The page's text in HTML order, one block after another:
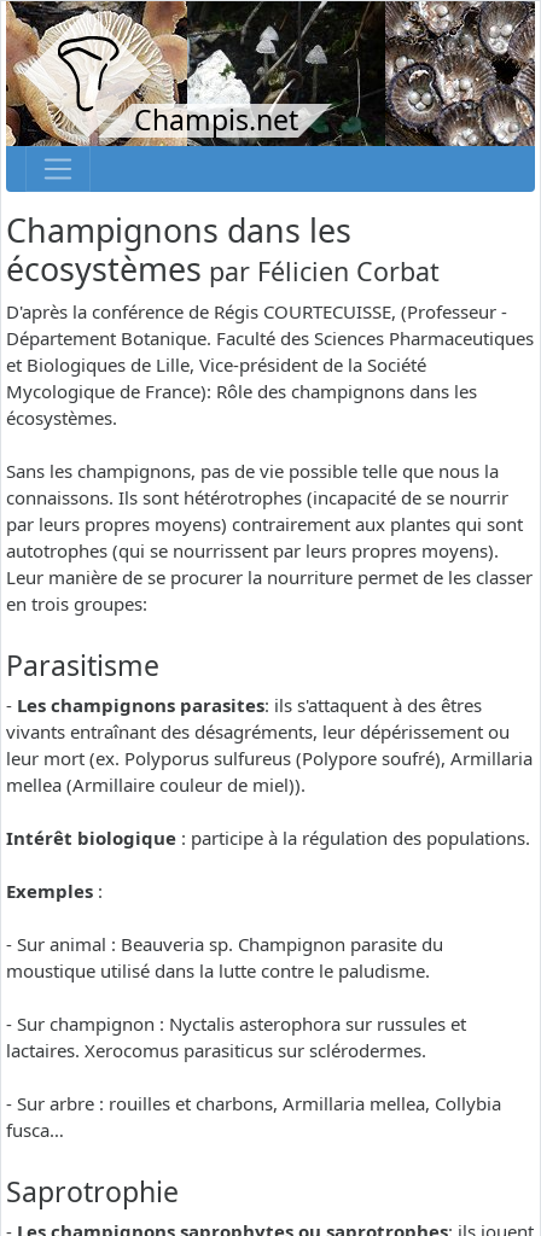
Champis.net
Champignons dans les
écosystèmes par Félicien Corbat
D'après la conférence de Régis COURTECUISSE, (Professeur -
Département Botanique. Faculté des Sciences Pharmaceutiques
et Biologiques de Lille, Vice-président de la Société
Mycologique de France): Rôle des champignons dans les
écosystèmes.
Sans les champignons, pas de vie possible telle que nous la
connaissons. Ils sont hétérotrophes (incapacité de se nourrir
par leurs propres moyens) contrairement aux plantes qui sont
autotrophes (qui se nourrissent par leurs propres moyens).
Leur manière de se procurer la nourriture permet de les classer
en trois groupes:
Parasitisme
- Les champignons parasites: ils s'attaquent à des êtres
vivants entraînant des désagréments, leur dépérissement ou
leur mort (ex. Polyporus sulfureus (Polypore soufré), Armillaria
mellea (Armillaire couleur de miel)).
Intérêt biologique : participe à la régulation des populations.
Exemples :
- Sur animal : Beauveria sp. Champignon parasite du
moustique utilisé dans la lutte contre le paludisme.
- Sur champignon : Nyctalis asterophora sur russules et
lactaires. Xerocomus parasiticus sur sclérodermes.
- Sur arbre : rouilles et charbons, Armillaria mellea, Collybia
fusca…
Saprotrophie